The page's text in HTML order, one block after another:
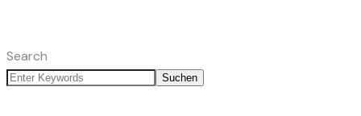
Search
Suchen